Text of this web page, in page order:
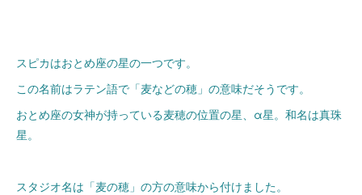
スピカはおとめ座の星の一つです。
この名前はラテン語で「麦などの穂」の意味だそうです。
おとめ座の女神が持っている麦穂の位置の星、α星。和名は真珠
星。
スタジオ名は「麦の穂」の方の意味から付けました。